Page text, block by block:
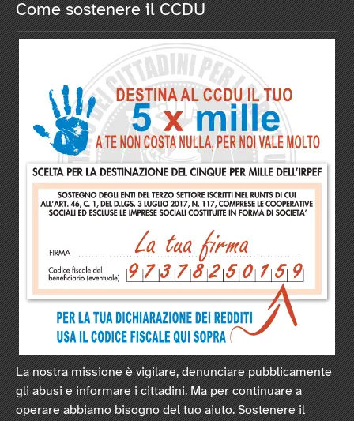
Come sostenere il CCDU
La nostra missione è vigilare, denunciare pubblicamente
gli abusi e informare i cittadini. Ma per continuare a
operare abbiamo bisogno del tuo aiuto. Sostenere il